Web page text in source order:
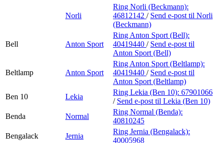
Norli
Ring Norli (Beckmann):
46812142 / Send e-post til Norli
(Beckmann)
Bell Anton Sport
Ring Anton Sport (Bell):
40419440 / Send e-post til
Anton Sport (Bell)
Beltlamp Anton Sport
Ring Anton Sport (Beltlamp):
40419440 / Send e-post til
Anton Sport (Beltlamp)
Ben 10
Lekia
Ring Lekia (Ben 10): 67901066
/ Send e-post til Lekia (Ben 10)
Benda
Normal
Ring Normal (Benda):
40810245
Bengalack
Jernia
Ring Jernia (Bengalack):
40005968